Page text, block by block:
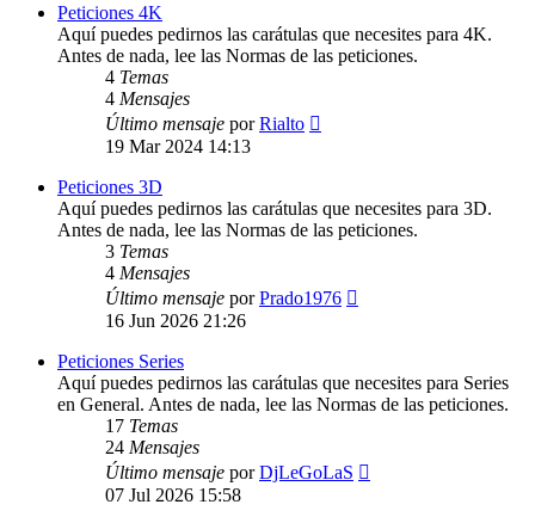
Peticiones 4K
Aquí puedes pedirnos las carátulas que necesites para 4K.
Antes de nada, lee las Normas de las peticiones.
4 Temas
4 Mensajes
Último mensaje porRialto
19 Mar 2024 14:13
Peticiones 3D
Aquí puedes pedirnos las carátulas que necesites para 3D.
Antes de nada, lee las Normas de las peticiones.
3 Temas
4 Mensajes
Último mensaje porPrado1976
16 Jun 2026 21:26
Peticiones Series
Aquí puedes pedirnos las carátulas que necesites para Series
en General. Antes de nada, lee las Normas de las peticiones.
17 Temas
24 Mensajes
Último mensaje porDjLeGoLaS
07 Jul 2026 15:58